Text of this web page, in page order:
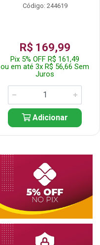
Código: 244619
R$ 169,99
Pix 5% OFF R$ 161,49
ou em até 3x R$ 56,66 Sem
Juros
Adicionar